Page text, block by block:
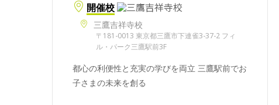
開催校
三鷹吉祥寺校
〒181-0013 東京都三鷹市下連雀3-37-2 フィ
ル・パーク三鷹駅前3F
都心の利便性と充実の学びを両立 三鷹駅前でお
子さまの未来を創る